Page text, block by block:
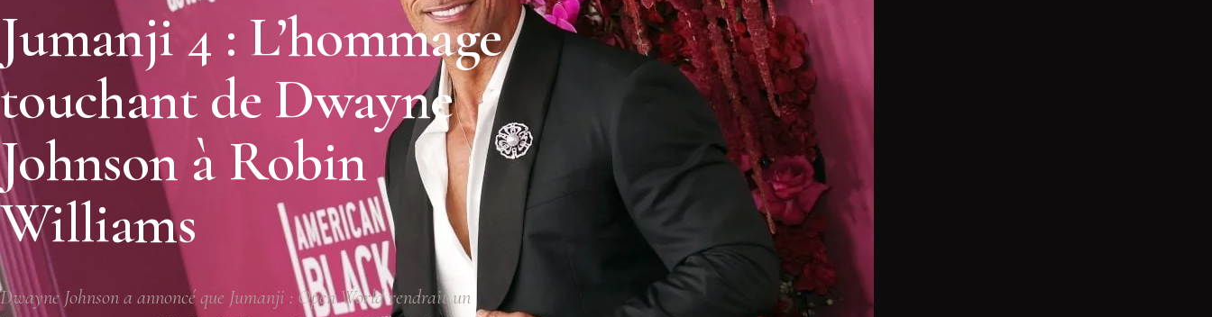
Jumanji 4 : L’hommage
touchant de Dwayne
Johnson à Robin
Williams
Dwayne Johnson a annoncé que Jumanji : Open World rendrait un